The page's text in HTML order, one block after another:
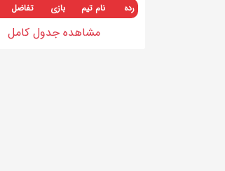
رده نام تیم بازی تفاضل
مشاهده جدول کامل